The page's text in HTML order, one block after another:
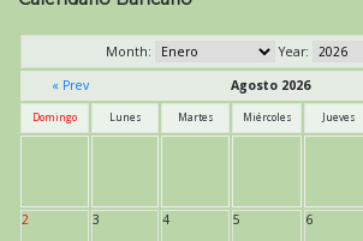
Month:
Year:
« Prev
Agosto 2026
Domingo Lunes Martes Miércoles Jueves
2 3 4 5 6